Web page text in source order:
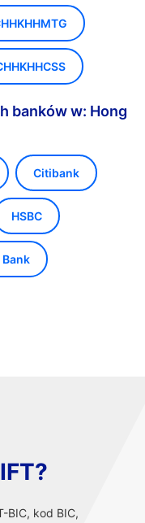
banków w: Hong
Citibank
HSBC
BIC, kod BIC,